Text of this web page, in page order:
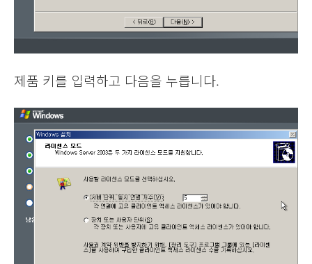
제품 키를 입력하고 다음을 누릅니다.